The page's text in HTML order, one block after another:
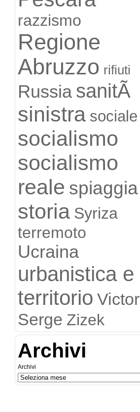
razzismo
Regione
Abruzzo rifiuti
Russia sanitÃ
sinistra sociale
socialismo
socialismo
reale spiaggia
storia Syriza
terremoto
Ucraina
urbanistica e
territorio Victor
Serge Zizek
Archivi
Archivi